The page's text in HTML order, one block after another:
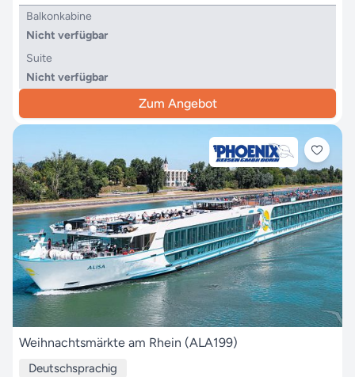
Balkonkabine
Nicht verfügbar
Suite
Nicht verfügbar
Zum Angebot
Weihnachtsmärkte am Rhein (ALA199)
Deutschsprachig